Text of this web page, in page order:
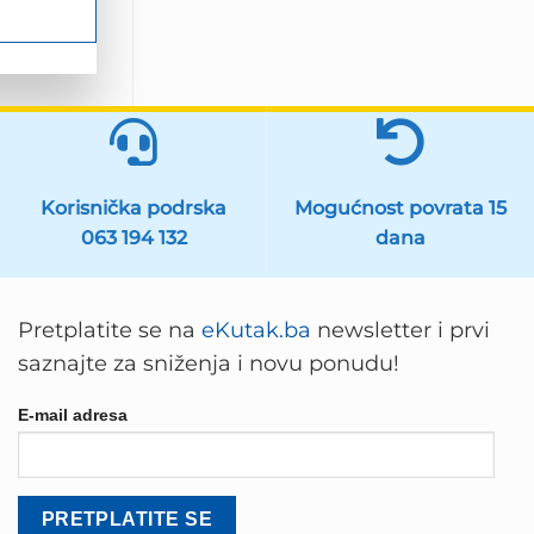
Korisnička podrska
063 194 132
Mogućnost povrata 15
dana
Pretplatite se na eKutak.ba newsletter i prvi
saznajte za sniženja i novu ponudu!
E-mail adresa